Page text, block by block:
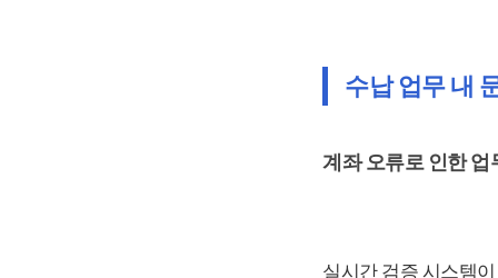
수납 업무 내
계좌 오류로 인한 업
실시간 검증 시스템